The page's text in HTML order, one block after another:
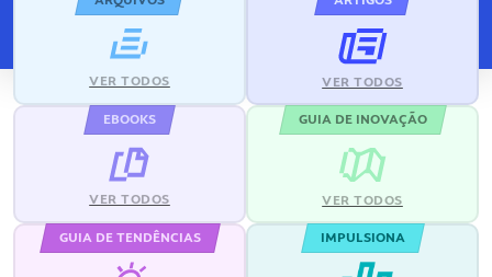
VER TODOS VER TODOS
EBOOKS
VER TODOS
GUIA DE INOVAÇÃO
VER TODOS
GUIA DE TENDÊNCIAS IMPULSIONA